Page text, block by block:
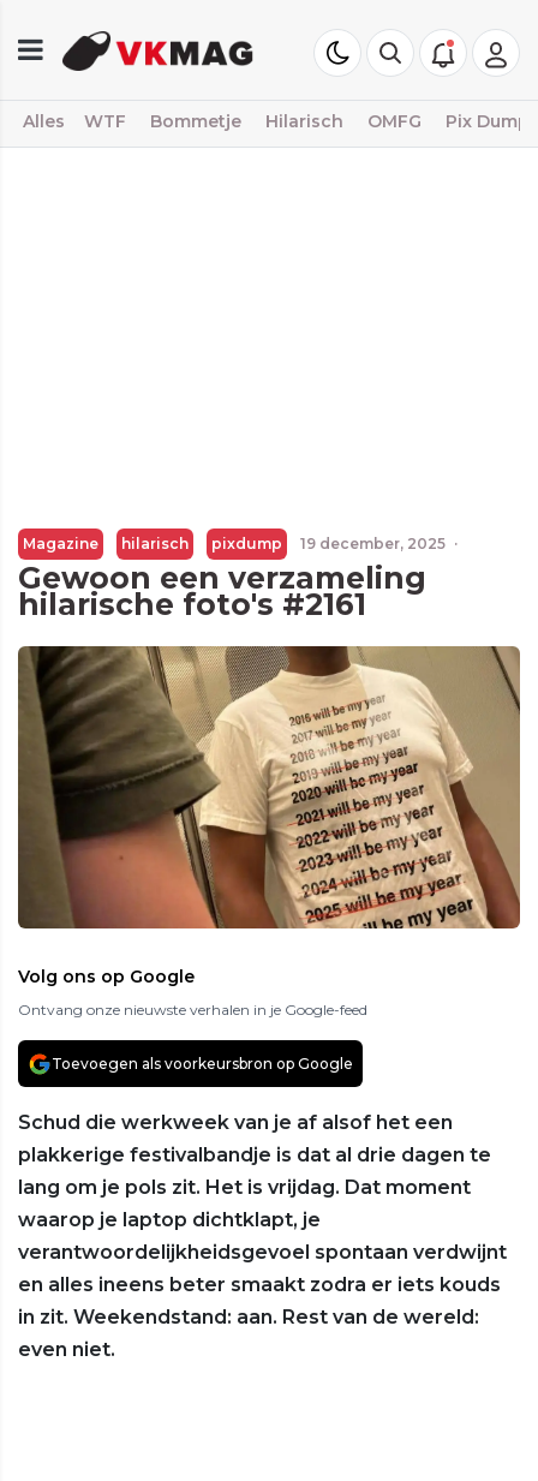
Alles WTF Bommetje Hilarisch OMFG Pix Dump
Magazine hilarisch pixdump 19 december, 2025 ·
Gewoon een verzameling
hilarische foto's #2161
Volg ons op Google
Ontvang onze nieuwste verhalen in je Google-feed
Toevoegen als voorkeursbron op Google
Schud die werkweek van je af alsof het een
plakkerige festivalbandje is dat al drie dagen te
lang om je pols zit. Het is vrijdag. Dat moment
waarop je laptop dichtklapt, je
verantwoordelijkheidsgevoel spontaan verdwijnt
en alles ineens beter smaakt zodra er iets kouds
in zit. Weekendstand: aan. Rest van de wereld:
even niet.